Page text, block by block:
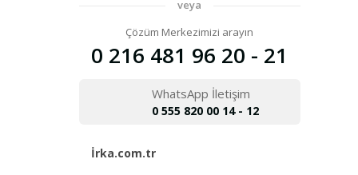
veya
Çözüm Merkezimizi arayın
0 216 481 96 20 - 21
WhatsApp İletişim
0 555 820 00 14 - 12
İrka.com.tr